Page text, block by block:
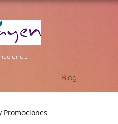
Blog
Promociones